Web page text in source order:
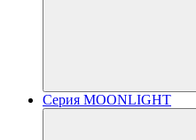
Серия MOONLIGHT